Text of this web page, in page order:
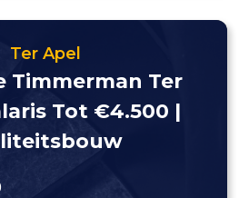
Ter Apel
Timmerman Ter
Tot €4.500 |